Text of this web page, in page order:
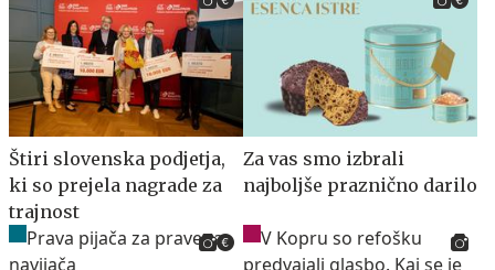
Štiri slovenska podjetja,
ki so prejela nagrade za
trajnost
Za vas smo izbrali
najboljše praznično darilo